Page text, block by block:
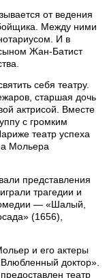
от ведения
Между ними
И в
Жан-Батист
себя театру.
старшая дочь
актрисой. Вместе
с громким
театр успеха
Мольера
представления
трагедии и
— «Шалый,
(1656),
и его актеры
доктор».
театр